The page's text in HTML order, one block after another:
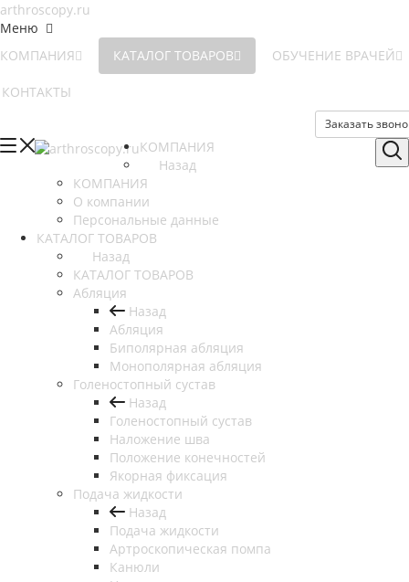
Меню
КОМПАНИЯ
КАТАЛОГ ТОВАРОВ ОБУЧЕНИЕ ВРАЧЕЙ
КОНТАКТЫ
Заказать
КОМПАНИЯ
Назад
КОМПАНИЯ
О компании
Персональные данные
КАТАЛОГ ТОВАРОВ
Назад
КАТАЛОГ ТОВАРОВ
Абляция
Назад
Абляция
Биполярная абляция
Монополярная абляция
Голеностопный сустав
Назад
Голеностопный сустав
Наложение шва
Положение конечностей
Якорная фиксация
Подача жидкости
Назад
Подача жидкости
Артроскопическая помпа
Канюли